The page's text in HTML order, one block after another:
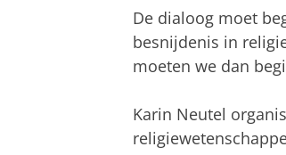
De dialoog moet
besnijdenis in
moeten we dan
Karin Neutel